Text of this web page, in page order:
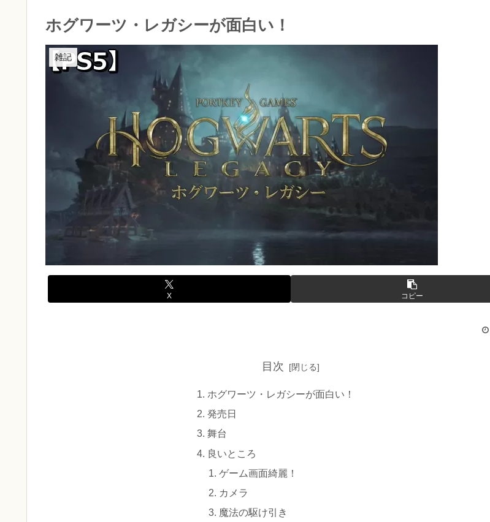
ホグワーツ・レガシーが面白い！
雑記
X コピー
目次
ホグワーツ・レガシーが面白い！
発売日
舞台
良いところ
ゲーム画面綺麗！
カメラ
魔法の駆け引き